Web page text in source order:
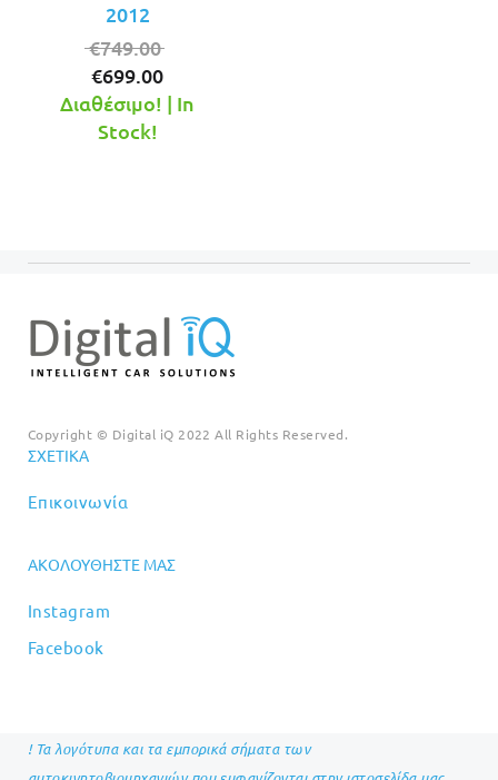
2012
€749.00
was:
€699.00
τρέχουσα
Διαθέσιμο! | In
Stock!
Copyright © Digital iQ 2022 All Rights Reserved.
ΣΧΕΤΙΚΆ
Επικοινωνία
ΑΚΟΛΟΥΘΉΣΤΕ ΜΑΣ
Instagram
Facebook
! Τα λογότυπα και τα εμπορικά σήματα των